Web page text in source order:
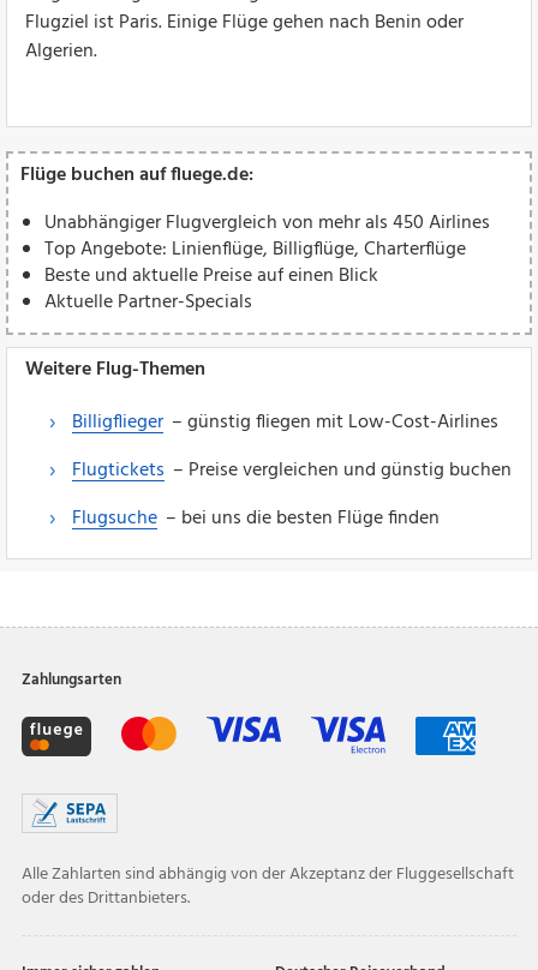
Flugziel ist Paris. Einige Flüge gehen nach Benin oder
Algerien.
Flüge buchen auf fluege.de:
Unabhängiger Flugvergleich von mehr als 450 Airlines
Top Angebote: Linienflüge, Billigflüge, Charterflüge
Beste und aktuelle Preise auf einen Blick
Aktuelle Partner-Specials
Weitere Flug-Themen
Billigflieger – günstig fliegen mit Low-Cost-Airlines
Flugtickets – Preise vergleichen und günstig buchen
Flugsuche – bei uns die besten Flüge finden